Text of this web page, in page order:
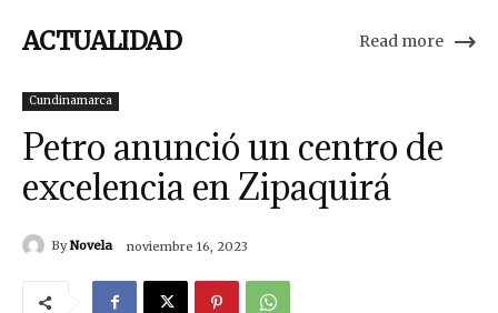
ACTUALIDAD Read more
Cundinamarca
Petro anunció un centro de
excelencia en Zipaquirá
By Novela noviembre 16, 2023